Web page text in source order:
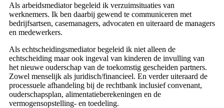
Als arbeidsmediator begeleid ik verzuimsituaties van
werknemers. Ik ben daarbij gewend te communiceren met
bedrijfsartsen, casemanagers, advocaten en uiteraard de managers
en medewerkers.
Als echtscheidingsmediator begeleid ik niet alleen de
echtscheiding maar ook ingeval van kinderen de invulling van
het nieuwe ouderschap van de toekomstig gescheiden partners.
Zowel menselijk als juridisch/financieel. En verder uiteraard de
processuele afhandeling bij de rechtbank inclusief convenant,
ouderschapsplan, alimentatieberekeningen en de
vermogensopstelling- en toedeling.